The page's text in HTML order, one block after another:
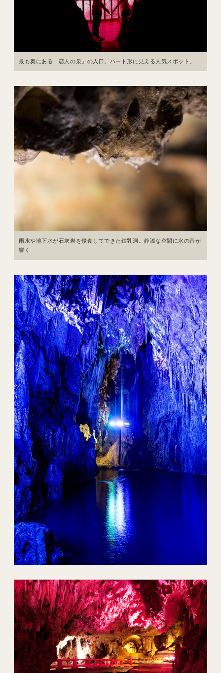
最も奥にある「恋人の泉」の入口。ハート形に見える人気スポット。
雨水や地下水が石灰岩を侵食してできた鍾乳洞。静謐な空間に水の音が
響く